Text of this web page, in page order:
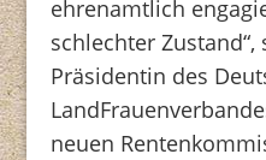
ehrenamtlich
schlechter
Präsidentin des
neuen